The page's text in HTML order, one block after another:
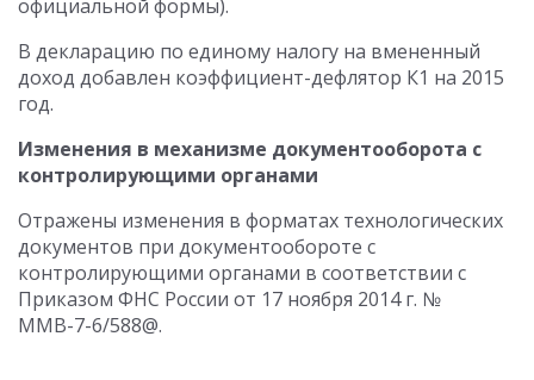
официальной формы).
В декларацию по единому налогу на вмененный
доход добавлен коэффициент-дефлятор К1 на 2015
год.
Изменения в механизме документооборота с
контролирующими органами
Отражены изменения в форматах технологических
документов при документообороте с
контролирующими органами в соответствии с
Приказом ФНС России от 17 ноября 2014 г. №
ММВ-7-6/588@.